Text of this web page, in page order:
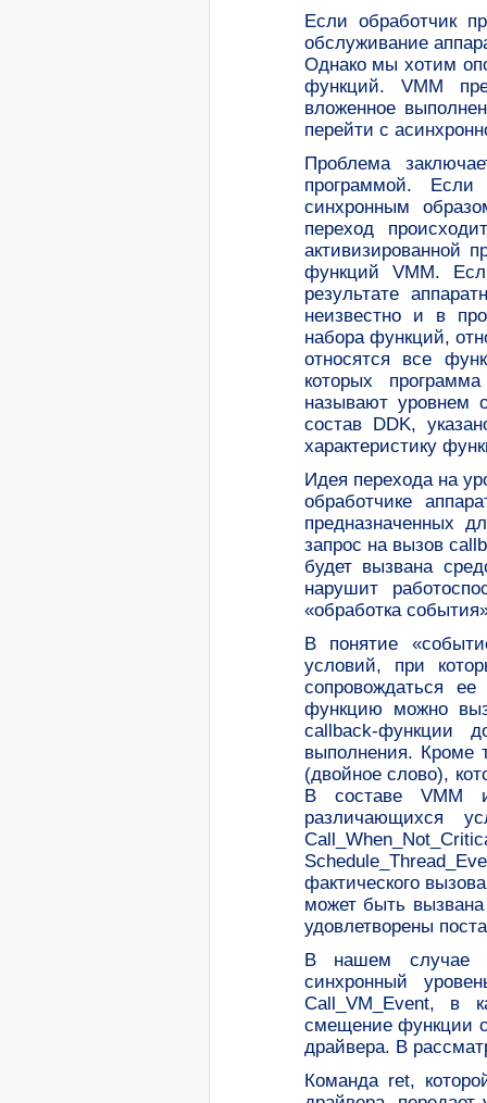
Если обработчик
обслуживание
Однако мы хотим
функций. VMM
вложенное
перейти с
Проблема
программой. Если
синхронным
переход
активизированной
функций VMM.
результате
неизвестно и в
набора функций,
относятся все
которых
называют уровнем
состав DDK,
характеристику
Идея перехода на
обработчике
предназначенных
запрос на вызов
будет вызвана
нарушит
«обработка
В понятие
условий, при
сопровождаться
функцию можно
callback-функции
выполнения. Кроме
(двойное слово),
В составе VMM
различающихся
фактического
может быть вызвана
удовлетворены
В нашем случае
синхронный
Call_VM_Event, в
смещение функции
драйвера. В
Команда ret,